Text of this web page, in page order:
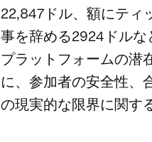
22,847ドル、額にティ
事を辞める2924ドル
プラットフォームの潜
に、参加者の安全性、
の現実的な限界に関す